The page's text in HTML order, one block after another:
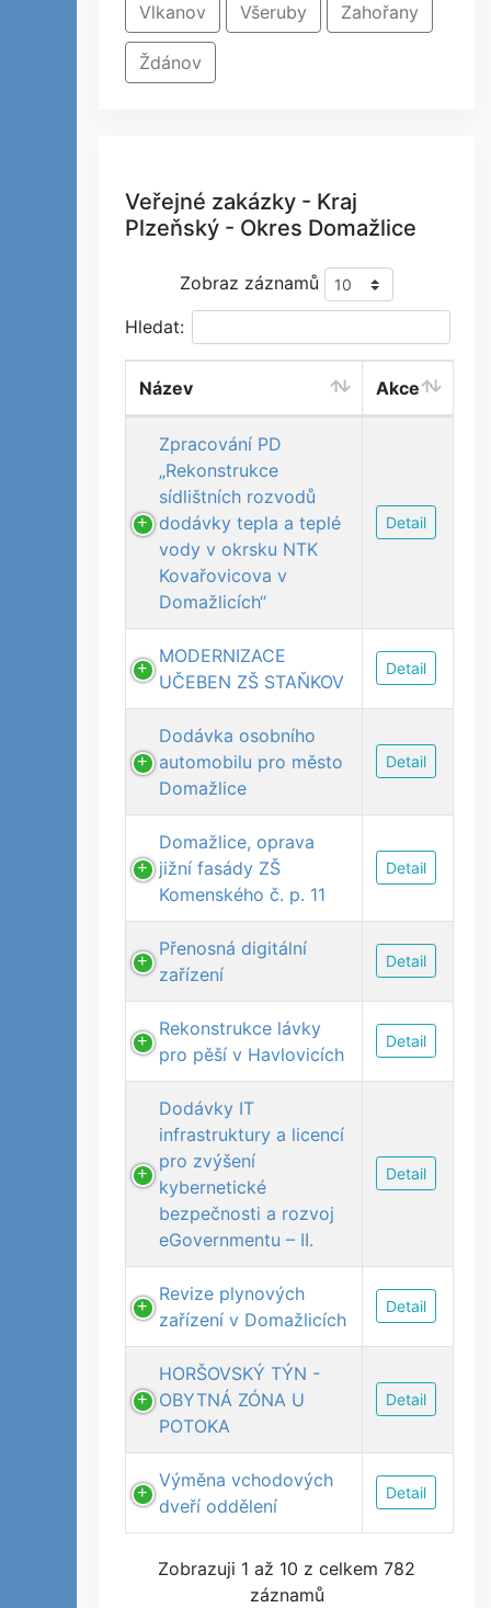
Vlkanov Všeruby Zahořany
Ždánov
Veřejné zakázky - Kraj
Plzeňský - Okres Domažlice
Zobraz záznamů
Hledat:
Název Akce
Zpracování PD
„Rekonstrukce
sídlištních rozvodů
dodávky tepla a teplé
vody v okrsku NTK
Kovařovicova v
Domažlicích“
Detail
MODERNIZACE
UČEBEN ZŠ STAŇKOV
Detail
Dodávka osobního
automobilu pro město
Domažlice
Detail
Domažlice, oprava
jižní fasády ZŠ
Komenského č. p. 11
Detail
Přenosná digitální
zařízení
Detail
Rekonstrukce lávky
pro pěší v Havlovicích
Detail
Dodávky IT
infrastruktury a licencí
pro zvýšení
kybernetické
bezpečnosti a rozvoj
eGovernmentu – II.
Detail
Revize plynových
zařízení v Domažlicích
Detail
HORŠOVSKÝ TÝN -
OBYTNÁ ZÓNA U
POTOKA
Detail
Výměna vchodových
dveří oddělení
Detail
Zobrazuji 1 až 10 z celkem 782
záznamů